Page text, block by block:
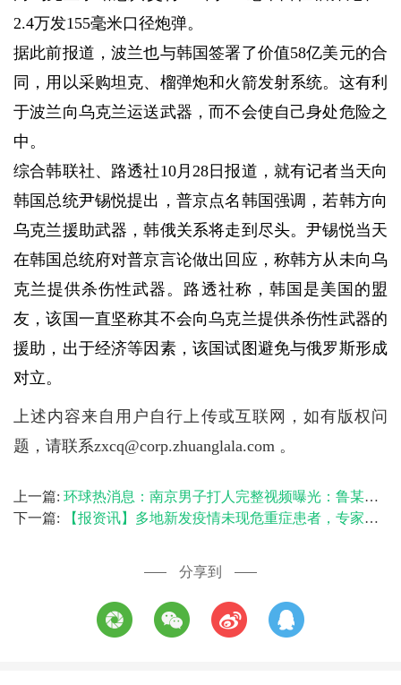
2.4万发155毫米口径炮弹。
据此前报道，波兰也与韩国签署了价值58亿美元的合
同，用以采购坦克、榴弹炮和火箭发射系统。这有利
于波兰向乌克兰运送武器，而不会使自己身处危险之
中。
综合韩联社、路透社10月28日报道，就有记者当天向
韩国总统尹锡悦提出，普京点名韩国强调，若韩方向
乌克兰援助武器，韩俄关系将走到尽头。尹锡悦当天
在韩国总统府对普京言论做出回应，称韩方从未向乌
克兰提供杀伤性武器。路透社称，韩国是美国的盟
友，该国一直坚称其不会向乌克兰提供杀伤性武器的
援助，出于经济等因素，该国试图避免与俄罗斯形成
对立。
上述内容来自用户自行上传或互联网，如有版权问
题，请联系zxcq@corp.zhuanglala.com 。
上一篇: 环球热消息：南京男子打人完整视频曝光：鲁某突然发怒扇倒小孩，老人几次冲进厨房被拦下
下一篇:
【报资讯】多地新发疫情未现危重症患者，专家建议医疗资源更多向重症诊疗倾斜
分享到